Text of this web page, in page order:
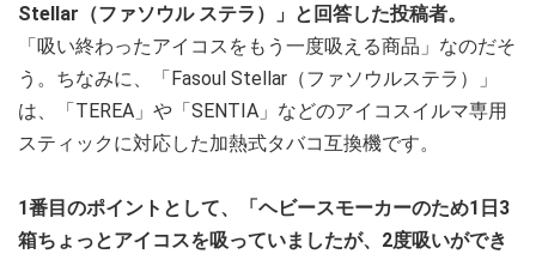
Stellar（ファソウル ステラ）」と回答した投稿者。
「吸い終わったアイコスをもう一度吸える商品」なのだそ
う。ちなみに、「Fasoul Stellar（ファソウルステラ）」
は、「TEREA」や「SENTIA」などのアイコスイルマ専用
スティックに対応した加熱式タバコ互換機です。
1番目のポイントとして、「ヘビースモーカーのため1日3
箱ちょっとアイコスを吸っていましたが、2度吸いができ